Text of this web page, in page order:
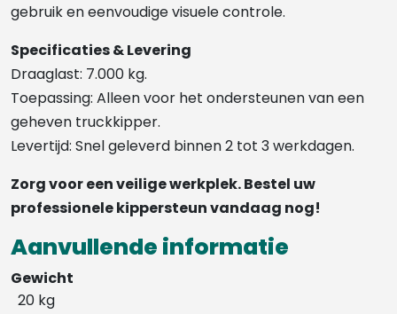
gebruik en eenvoudige visuele controle.
Specificaties & Levering
Draaglast: 7.000 kg.
Toepassing: Alleen voor het ondersteunen van een
geheven truckkipper.
Levertijd: Snel geleverd binnen 2 tot 3 werkdagen.
Zorg voor een veilige werkplek. Bestel uw
professionele kippersteun vandaag nog!
Aanvullende informatie
Gewicht
20 kg